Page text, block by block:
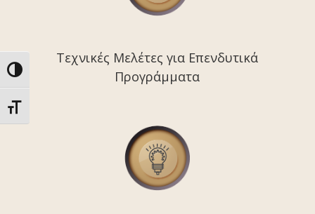
Toggle High Contrast
Toggle Font size
Τεχνικές Μελέτες για Επενδυτικά
Προγράμματα